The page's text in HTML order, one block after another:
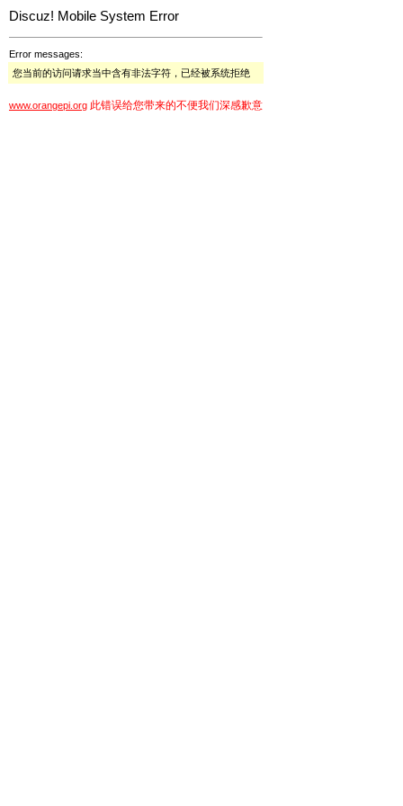
Discuz! Mobile System Error
Error messages:
您当前的访问请求当中含有非法字符，已经被系统拒绝
www.orangepi.org 此错误给您带来的不便我们深感歉意